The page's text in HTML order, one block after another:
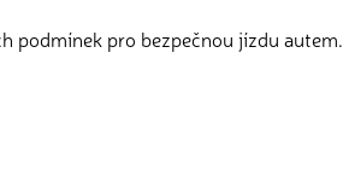
podmínek pro bezpečnou jízdu autem.